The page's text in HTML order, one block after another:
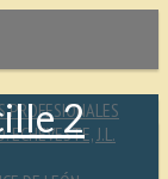
PROFESIONALES
ECHEVESTE, J.L.
2